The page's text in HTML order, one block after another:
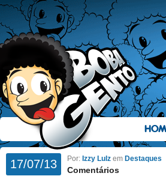
17/07/13 Por: Izzy Lulz em Destaques
Comentários